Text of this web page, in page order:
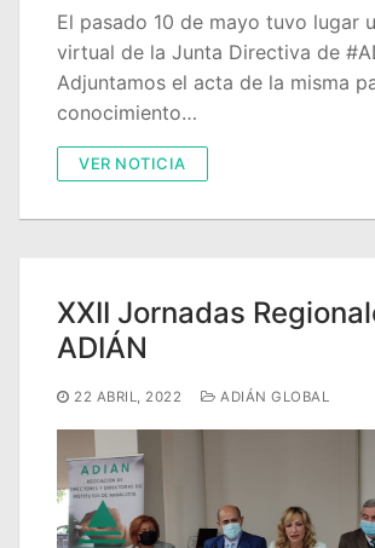
El pasado 10 de mayo tuvo lugar
virtual de la Junta Directiva de
Adjuntamos el acta de la misma
conocimiento…
VER NOTICIA
XXII Jornadas
ADIÁN
22 ABRIL, 2022 ADIÁN GLOBAL